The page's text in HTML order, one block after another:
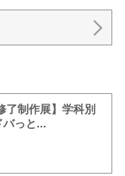
了制作展】学科別
っと...